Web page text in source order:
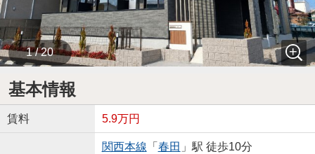
1 / 20
基本情報
賃料 5.9万円
関西本線 「 春田 」駅 徒歩10分